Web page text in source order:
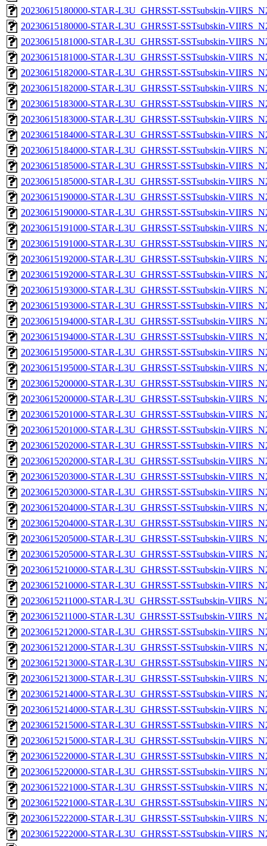
20230615180000-STAR-L3U_GHRSST-SSTsubskin-
20230615180000-STAR-L3U_GHRSST-SSTsubskin-
20230615181000-STAR-L3U_GHRSST-SSTsubskin-
20230615181000-STAR-L3U_GHRSST-SSTsubskin-
20230615182000-STAR-L3U_GHRSST-SSTsubskin-
20230615182000-STAR-L3U_GHRSST-SSTsubskin-
20230615183000-STAR-L3U_GHRSST-SSTsubskin-
20230615183000-STAR-L3U_GHRSST-SSTsubskin-
20230615184000-STAR-L3U_GHRSST-SSTsubskin-
20230615184000-STAR-L3U_GHRSST-SSTsubskin-
20230615185000-STAR-L3U_GHRSST-SSTsubskin-
20230615185000-STAR-L3U_GHRSST-SSTsubskin-
20230615190000-STAR-L3U_GHRSST-SSTsubskin-
20230615190000-STAR-L3U_GHRSST-SSTsubskin-
20230615191000-STAR-L3U_GHRSST-SSTsubskin-
20230615191000-STAR-L3U_GHRSST-SSTsubskin-
20230615192000-STAR-L3U_GHRSST-SSTsubskin-
20230615192000-STAR-L3U_GHRSST-SSTsubskin-
20230615193000-STAR-L3U_GHRSST-SSTsubskin-
20230615193000-STAR-L3U_GHRSST-SSTsubskin-
20230615194000-STAR-L3U_GHRSST-SSTsubskin-
20230615194000-STAR-L3U_GHRSST-SSTsubskin-
20230615195000-STAR-L3U_GHRSST-SSTsubskin-
20230615195000-STAR-L3U_GHRSST-SSTsubskin-
20230615200000-STAR-L3U_GHRSST-SSTsubskin-
20230615200000-STAR-L3U_GHRSST-SSTsubskin-
20230615201000-STAR-L3U_GHRSST-SSTsubskin-
20230615201000-STAR-L3U_GHRSST-SSTsubskin-
20230615202000-STAR-L3U_GHRSST-SSTsubskin-
20230615202000-STAR-L3U_GHRSST-SSTsubskin-
20230615203000-STAR-L3U_GHRSST-SSTsubskin-
20230615203000-STAR-L3U_GHRSST-SSTsubskin-
20230615204000-STAR-L3U_GHRSST-SSTsubskin-
20230615204000-STAR-L3U_GHRSST-SSTsubskin-
20230615205000-STAR-L3U_GHRSST-SSTsubskin-
20230615205000-STAR-L3U_GHRSST-SSTsubskin-
20230615210000-STAR-L3U_GHRSST-SSTsubskin-
20230615210000-STAR-L3U_GHRSST-SSTsubskin-
20230615211000-STAR-L3U_GHRSST-SSTsubskin-
20230615211000-STAR-L3U_GHRSST-SSTsubskin-
20230615212000-STAR-L3U_GHRSST-SSTsubskin-
20230615212000-STAR-L3U_GHRSST-SSTsubskin-
20230615213000-STAR-L3U_GHRSST-SSTsubskin-
20230615213000-STAR-L3U_GHRSST-SSTsubskin-
20230615214000-STAR-L3U_GHRSST-SSTsubskin-
20230615214000-STAR-L3U_GHRSST-SSTsubskin-
20230615215000-STAR-L3U_GHRSST-SSTsubskin-
20230615215000-STAR-L3U_GHRSST-SSTsubskin-
20230615220000-STAR-L3U_GHRSST-SSTsubskin-
20230615220000-STAR-L3U_GHRSST-SSTsubskin-
20230615221000-STAR-L3U_GHRSST-SSTsubskin-
20230615221000-STAR-L3U_GHRSST-SSTsubskin-
20230615222000-STAR-L3U_GHRSST-SSTsubskin-
20230615222000-STAR-L3U_GHRSST-SSTsubskin-